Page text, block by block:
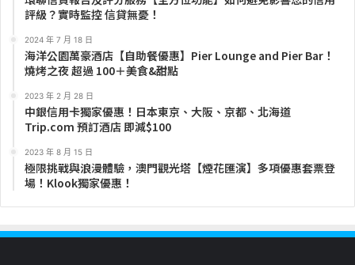
評級？實時監控 信貸無憂！
2024 年 7 月 18 日
海洋公園萬豪酒店【自助餐優惠】Pier Lounge and Pier Bar！
燒烤之夜 超過 100＋美食&甜點
2023 年 2 月 28 日
中銀信用卡獨家優惠！日本東京、大阪、京都、北海道
Trip.com 預訂酒店 即減$100
2023 年 8 月 15 日
極限挑戰與浪漫體驗，澳門觀光塔【煙花匯演】多項優惠套票登
場！Klook獨家優惠！